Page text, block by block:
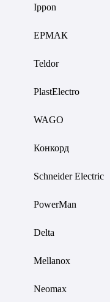
Ippon
ЕРМАК
Teldor
PlastElectro
WAGO
Конкорд
Schneider Electric
PowerMan
Delta
Mellanox
Neomax